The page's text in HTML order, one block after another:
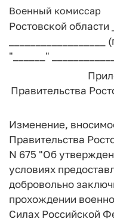
Военный комиссар
Ростовской области
"______"
Правительства
Изменение,
Правительства
N 675 "Об
условиях
добровольно
прохождении
Силах Российской